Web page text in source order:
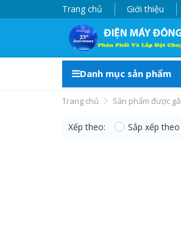
Trang chủ Giới thiệu
Danh mục sản phẩm
Trang chủ Sản phẩm được
Xếp theo: Sắp xếp